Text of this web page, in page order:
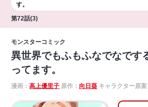
す。
第72話(3)
モンスターコミック
異世界でもふもふなでなです
ってます。
漫画：高上優里子 原作：向日葵 キャラクター原